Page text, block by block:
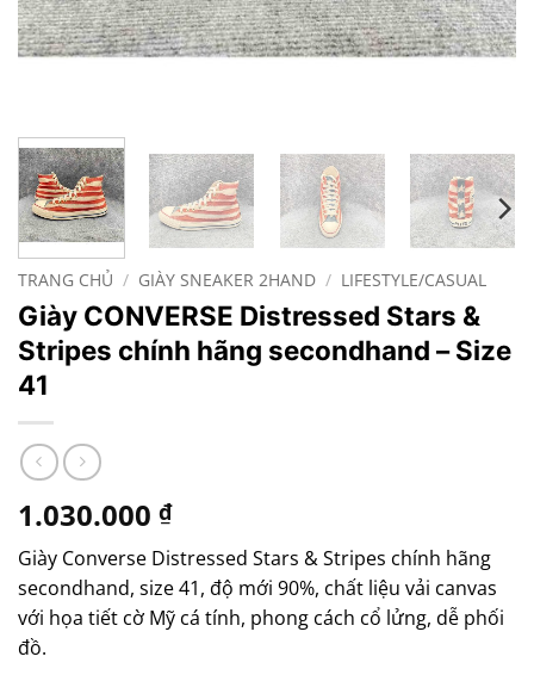
TRANG CHỦ / GIÀY SNEAKER 2HAND / LIFESTYLE/CASUAL
Giày CONVERSE Distressed Stars &
Stripes chính hãng secondhand – Size
41
1.030.000 ₫
Giày Converse Distressed Stars & Stripes chính hãng
secondhand, size 41, độ mới 90%, chất liệu vải canvas
với họa tiết cờ Mỹ cá tính, phong cách cổ lửng, dễ phối
đồ.